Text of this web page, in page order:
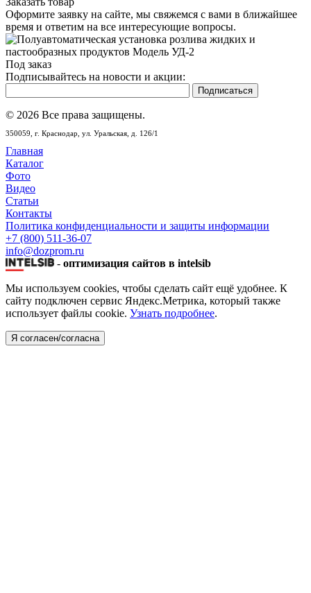
Оформите заявку на сайте, мы свяжемся с вами в ближайшее
время и ответим на все интересующие вопросы.
Под заказ
Подписывайтесь на новости и акции:
© 2026 Все права защищены.
350059, г. Краснодар, ул. Уральская, д. 126/1
Главная
Каталог
Фото
Видео
Статьи
Контакты
Политика конфиденциальности и защиты информации
+7 (800) 511-36-07
info@dozprom.ru
- оптимизация сайтов в intelsib
Мы используем cookies, чтобы сделать сайт ещё удобнее. К
сайту подключен сервис Яндекс.Метрика, который также
использует файлы cookie. Узнать подробнее.
Я согласен/согласна